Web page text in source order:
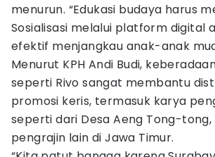
menurun. “Edukasi budaya harus
Sosialisasi melalui platform digital
efektif menjangkau anak-anak
Menurut KPH Andi Budi,
seperti Rivo sangat membantu
promosi keris, termasuk karya
seperti dari Desa Aeng Tong-tong,
pengrajin lain di Jawa Timur.